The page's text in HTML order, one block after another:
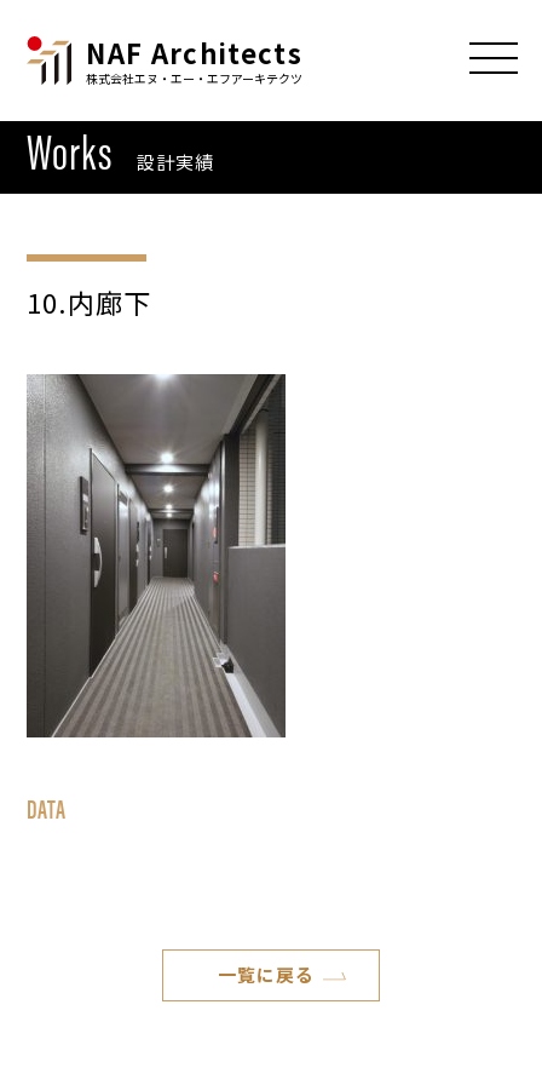
NAF Architects
株式会社エヌ・エー・エフアーキテクツ
Works 設計実績
10.内廊下
DATA
一覧に戻る